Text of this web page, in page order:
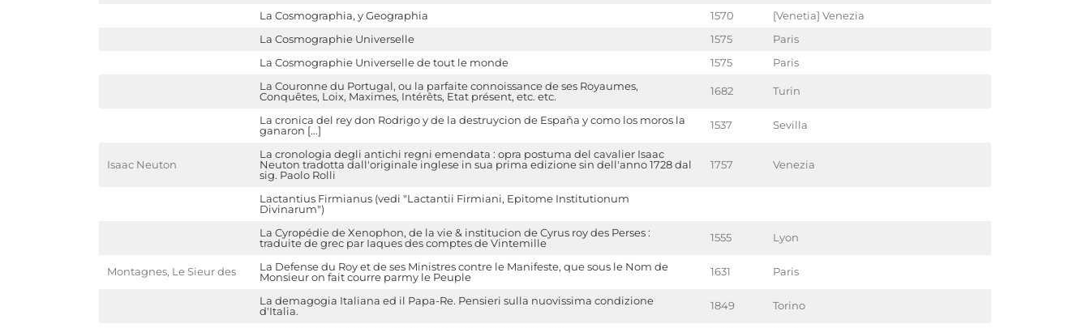
La Cosmographia, y Geographia 1570
[Venetia] Venezia
La Cosmographie Universelle
1575
Paris
La Cosmographie Universelle de tout le monde
1575
Paris
La Couronne du Portugal, ou la parfaite connoissance de ses Royaumes,
Conquêtes, Loix, Maximes, Intérêts, Etat présent, etc. etc.
1682 Turin
La cronica del rey don Rodrigo y de la destruycion de España y como los moros la
ganaron [...]
1537 Sevilla
Isaac Neuton
La cronologia degli antichi regni emendata : opra postuma del cavalier Isaac
Neuton tradotta dall'originale inglese in sua prima edizione sin dell'anno 1728 dal
sig. Paolo Rolli
1757 Venezia
Lactantius Firmianus (vedi "Lactantii Firmiani, Epitome Institutionum
Divinarum")
La Cyropédie de Xenophon, de la vie & institucion de Cyrus roy des Perses :
traduite de grec par Iaques des comptes de Vintemille
1555 Lyon
Montagnes, Le Sieur des
La Defense du Roy et de ses Ministres contre le Manifeste, que sous le Nom de
Monsieur on fait courre parmy le Peuple
1631 Paris
La demagogia Italiana ed il Papa-Re. Pensieri sulla nuovissima condizione
d'Italia.
1849 Torino